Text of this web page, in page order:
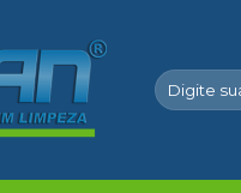
Pesquisar
por: